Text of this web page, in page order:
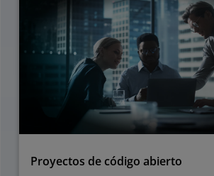
Proyectos de código abierto